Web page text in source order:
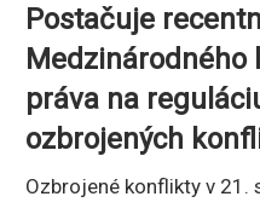
Postačuje
práva na
ozbrojených
Ozbrojené konflikty v